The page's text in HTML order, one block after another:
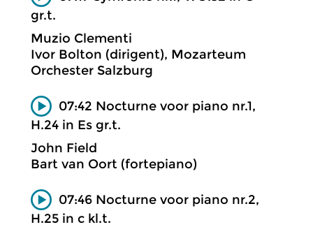
gr.t.
Muzio Clementi
Ivor Bolton (dirigent), Mozarteum
Orchester Salzburg
07:42 Nocturne voor piano nr.1,
H.24 in Es gr.t.
John Field
Bart van Oort (fortepiano)
07:46 Nocturne voor piano nr.2,
H.25 in c kl.t.